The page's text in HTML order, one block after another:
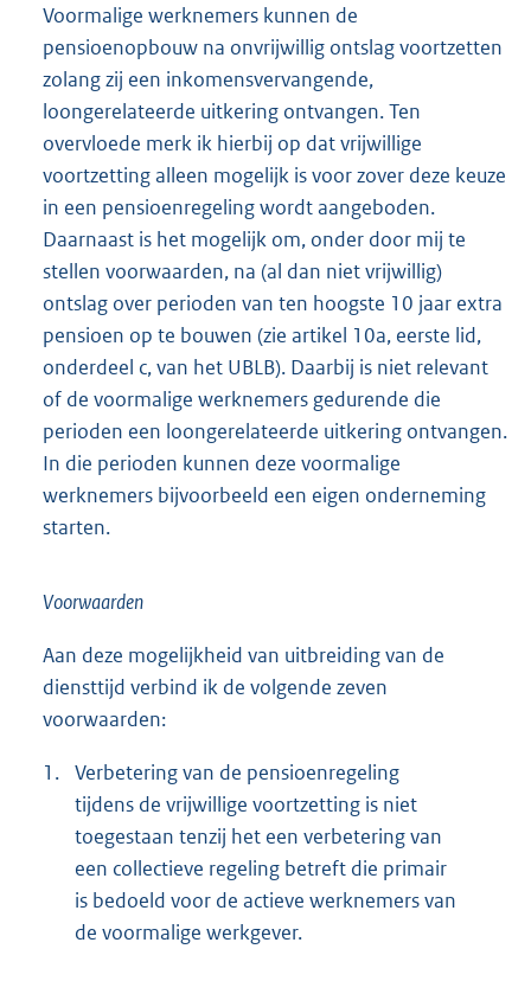
Voormalige werknemers kunnen de
pensioenopbouw na onvrijwillig ontslag voortzetten
zolang zij een inkomensvervangende,
loongerelateerde uitkering ontvangen. Ten
overvloede merk ik hierbij op dat vrijwillige
voortzetting alleen mogelijk is voor zover deze keuze
in een pensioenregeling wordt aangeboden.
Daarnaast is het mogelijk om, onder door mij te
stellen voorwaarden, na (al dan niet vrijwillig)
ontslag over perioden van ten hoogste 10 jaar extra
pensioen op te bouwen (zie artikel 10a, eerste lid,
onderdeel c, van het UBLB). Daarbij is niet relevant
of de voormalige werknemers gedurende die
perioden een loongerelateerde uitkering ontvangen.
In die perioden kunnen deze voormalige
werknemers bijvoorbeeld een eigen onderneming
starten.
Voorwaarden
Aan deze mogelijkheid van uitbreiding van de
diensttijd verbind ik de volgende zeven
voorwaarden:
1. Verbetering van de pensioenregeling
tijdens de vrijwillige voortzetting is niet
toegestaan tenzij het een verbetering van
een collectieve regeling betreft die primair
is bedoeld voor de actieve werknemers van
de voormalige werkgever.